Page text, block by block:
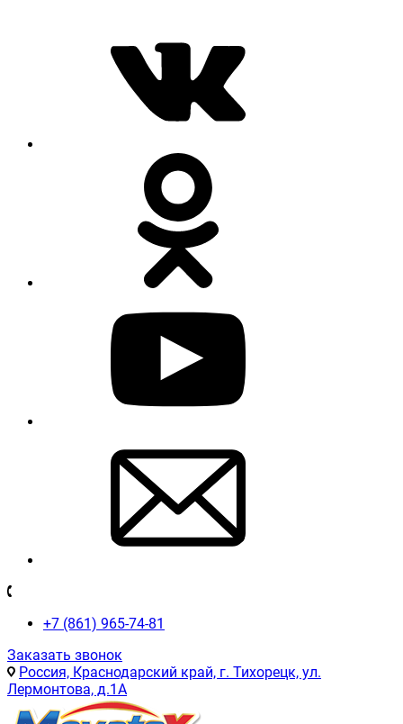
+7 (861) 965-74-81
Заказать звонок
Россия, Краснодарский край, г. Тихорецк, ул.
Лермонтова, д.1А